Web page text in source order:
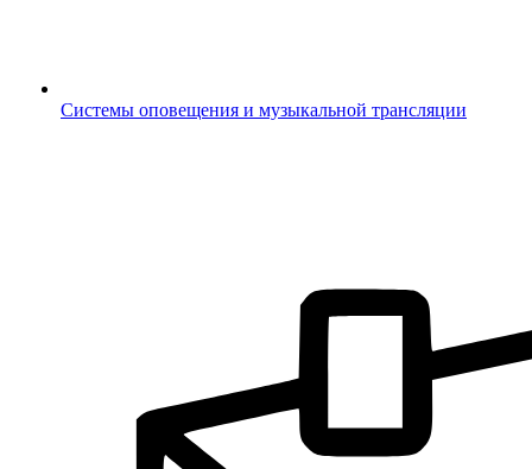
Системы оповещения и музыкальной трансляции